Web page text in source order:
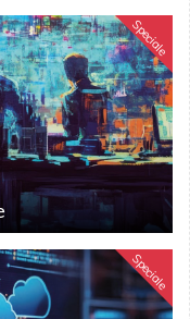
Speciale
Speciale